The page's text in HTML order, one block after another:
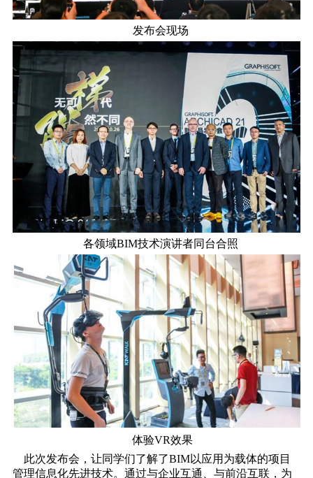
发布会现场
各领域BIM技术演讲者同台合照
体验VR效果
此次发布会，让同学们了解了BIM以应用为载体的项目
管理信息化先进技术。通过与企业互通、与前沿互联，为